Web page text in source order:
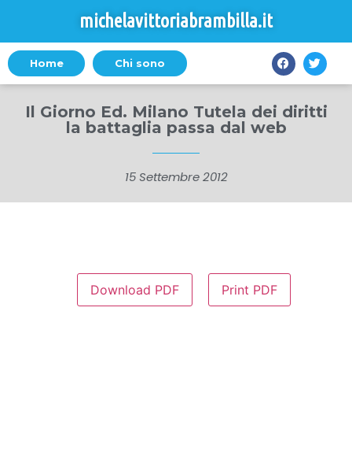
michelavittoriabrambilla.it
Home Chi sono
Il Giorno Ed. Milano Tutela dei diritti
la battaglia passa dal web
15 Settembre 2012
Download PDF Print PDF